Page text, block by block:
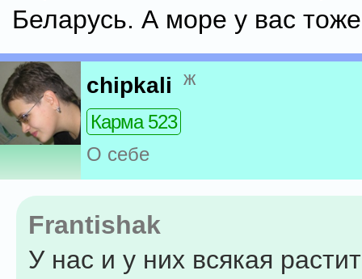
Беларусь. А море у вас
chipkali ж
Карма 523
О себе
Frantishak
У нас и у них всякая